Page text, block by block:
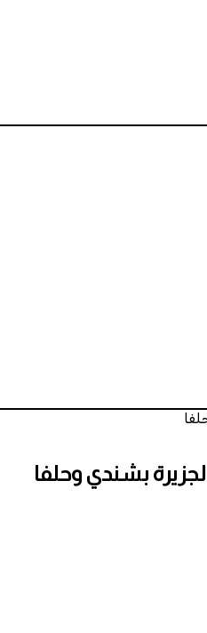
بشندي وحلفا